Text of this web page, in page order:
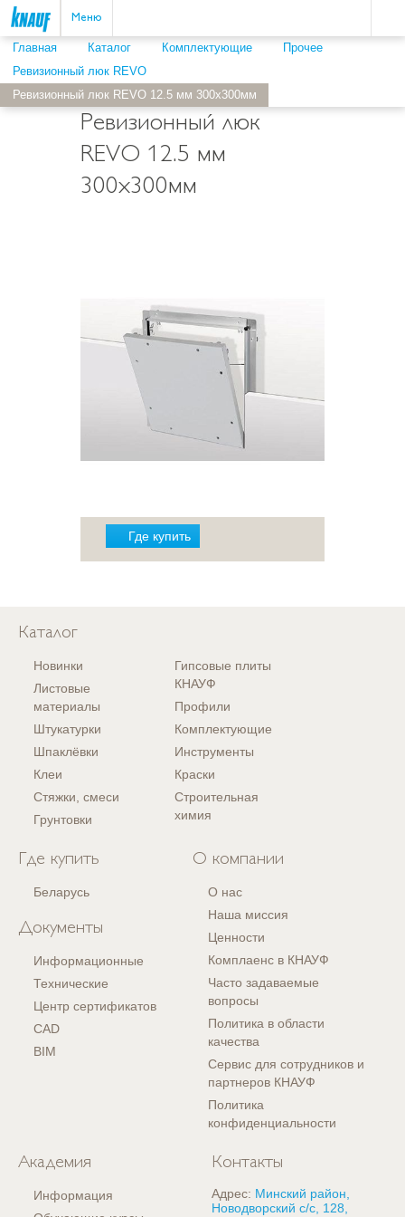
Меню
Главная Каталог Комплектующие
Прочее
Ревизионный люк REVO
Ревизионный люк REVO 12.5 мм 300x300мм
Ревизионный люк
REVO 12.5 мм
300x300мм
Где купить
Каталог
Новинки
Листовые
материалы
Штукатурки
Шпаклёвки
Клеи
Стяжки, смеси
Грунтовки
Гипсовые плиты
КНАУФ
Профили
Комплектующие
Инструменты
Краски
Строительная
химия
Где купить
Беларусь
Документы
Информационные
Технические
Центр сертификатов
CAD
BIM
О компании
О нас
Наша миссия
Ценности
Комплаенс в КНАУФ
Часто задаваемые
вопросы
Политика в области
качества
Сервис для сотрудников и
партнеров КНАУФ
Политика
конфиденциальности
Академия
Информация
Контакты
Адрес: Минский район,
Новодворский с/с, 128,